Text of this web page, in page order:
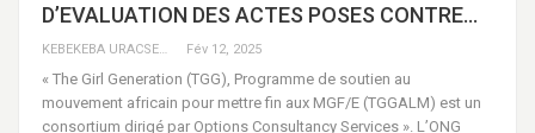
D’EVALUATION DES ACTES POSES CONTRE…
KEBEKEBA URACSENEGAL / RADIO GADECBEETAWE FM Fév 12, 2025
« The Girl Generation (TGG), Programme de soutien au
mouvement africain pour mettre fin aux MGF/E (TGGALM) est un
consortium dirigé par Options Consultancy Services ». L’ONG